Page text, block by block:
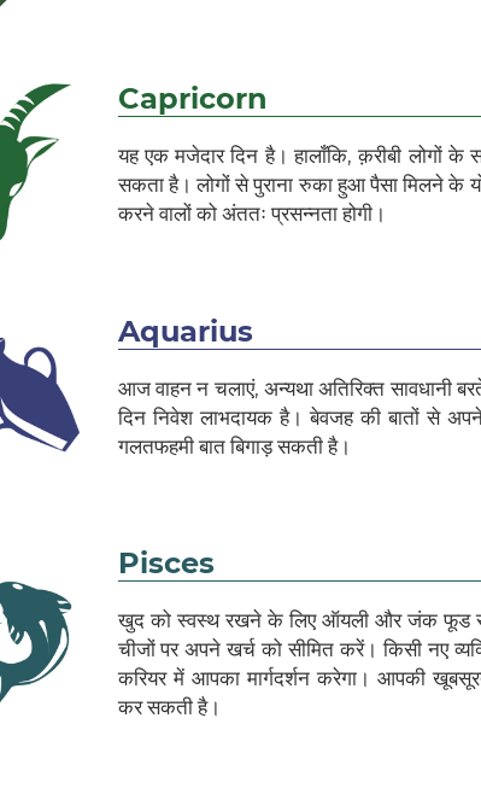
Capricorn
यह एक मजेदार दिन है। हालाँकि, क़रीबी लोगों के
सकता है। लोगों से पुराना रुका हुआ पैसा मिलने के
करने वालों को अंततः प्रसन्नता होगी।
Aquarius
आज वाहन न चलाएं, अन्यथा अतिरिक्त सावधानी
दिन निवेश लाभदायक है। बेवजह की बातों से
गलतफहमी बात बिगाड़ सकती है।
Pisces
खुद को स्वस्थ रखने के लिए ऑयली और जंक फूड
चीजों पर अपने खर्च को सीमित करें। किसी नए
करियर में आपका मार्गदर्शन करेगा। आपकी
कर सकती है।